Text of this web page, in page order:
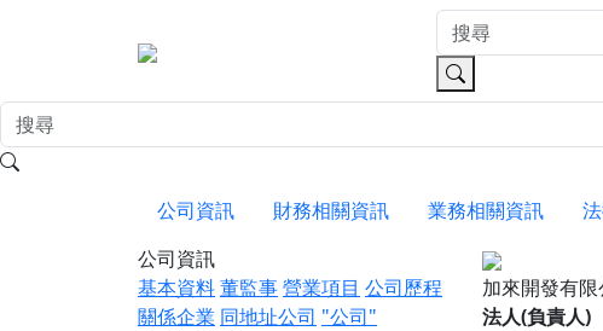
公司資訊 財務相關資訊 業務相關資訊
公司資訊
基本資料董監事營業項目 公司歷程
關係企業 同地址公司 "公司"
加來開發有限
法人(負責人)